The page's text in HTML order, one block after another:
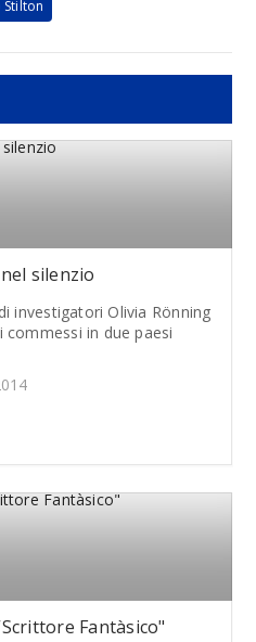
silenzio
investigatori Olivia Rönning
in due paesi
Fantàsico"